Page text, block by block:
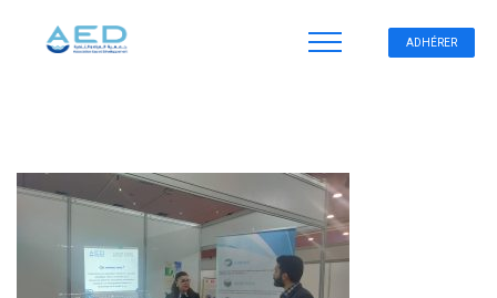
ADHÉRER